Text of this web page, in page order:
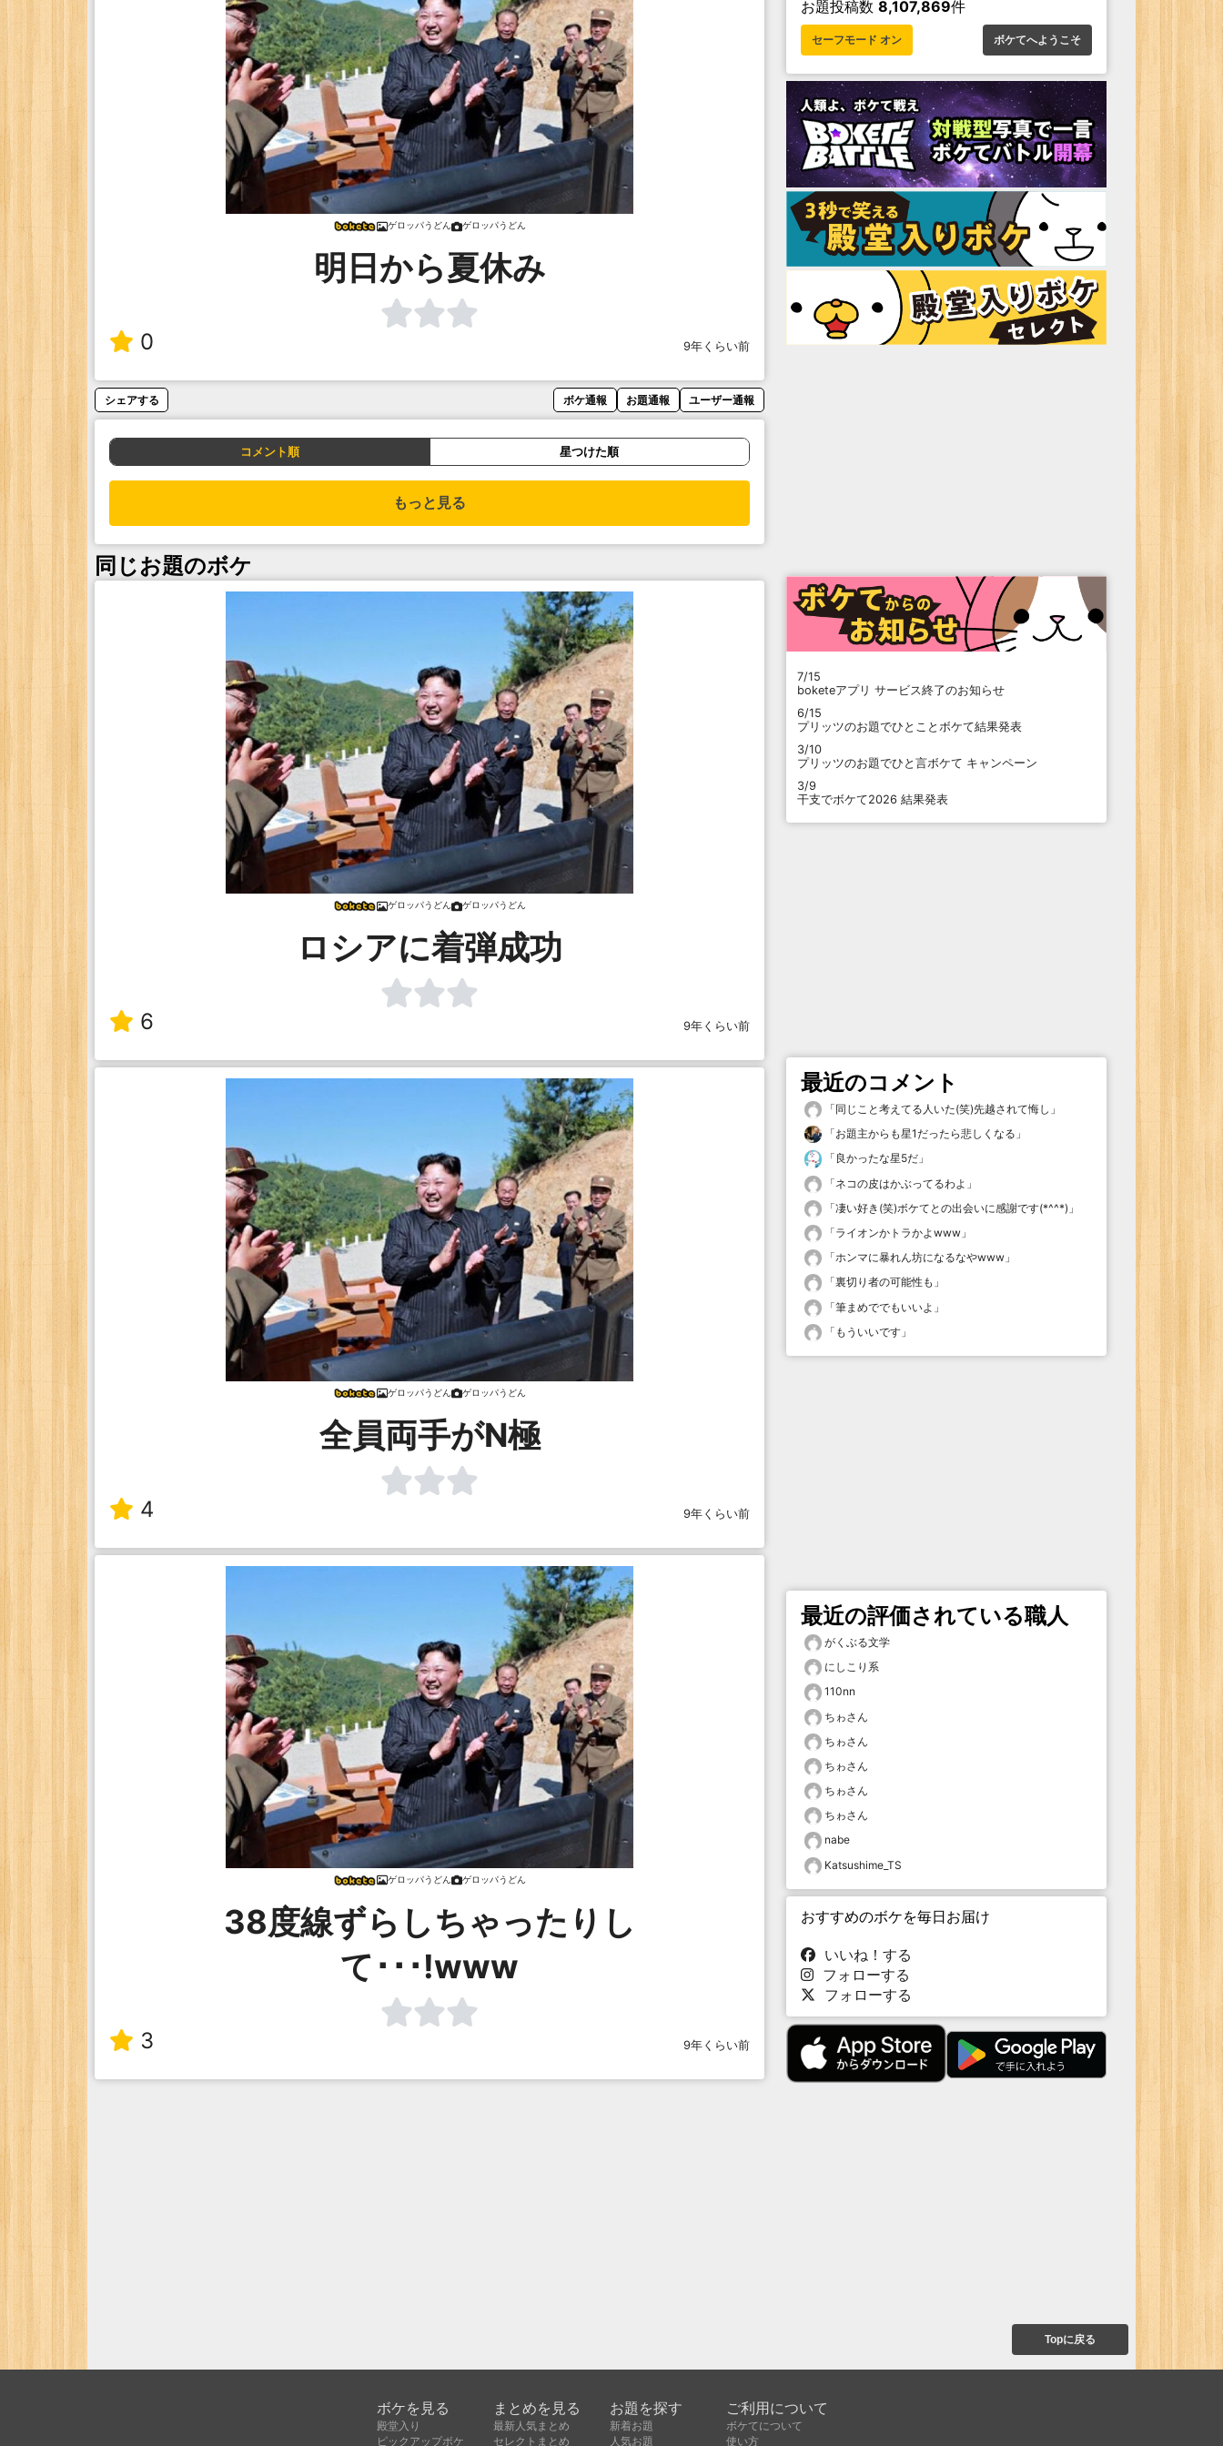
ゲロッパうどん ゲロッパうどん
明日から夏休み
0 9年くらい前
シェアする ボケ通報 お題通報 ユーザー通報
コメント順 星つけた順
もっと見る
同じお題のボケ
ゲロッパうどん ゲロッパうどん
ロシアに着弾成功
6 9年くらい前
ゲロッパうどん ゲロッパうどん
全員両手がN極
4 9年くらい前
ゲロッパうどん ゲロッパうどん
38度線ずらしちゃったりし
て･･･!www
3 9年くらい前
お題投稿数 8,107,869件
セーフモード オン ボケてへようこそ
7/15
boketeアプリ サービス終了のお知らせ
6/15
プリッツのお題でひとことボケて結果発表
3/10
プリッツのお題でひと言ボケて キャンペーン
3/9
干支でボケて2026 結果発表
最近のコメント
「同じこと考えてる人いた(笑)先越されて悔し 」
「お題主からも星1だったら悲しくなる 」
「 良かったな星5だ 」
「ネコの皮はかぶってるわよ 」
「凄い好き(笑)ボケてとの出会いに感謝です(*^^*) 」
「ライオンかトラかよwww 」
「ホンマに暴れん坊になるなやwww 」
「裏切り者の可能性も 」
「筆まめででもいいよ 」
「 もういいです 」
最近の評価されている職人
がくぶる文学
にしこり系
110nn
ちゎさん
ちゎさん
ちゎさん
ちゎさん
ちゎさん
nabe
Katsushime_TS
おすすめのボケを毎日お届け
いいね！する
フォローする
フォローする
Topに戻る
ボケを見る
殿堂入り
ピックアップボケ
まとめを見る
最新人気まとめ
セレクトまとめ
お題を探す
新着お題
人気お題
ご利用について
ボケてについて
使い方